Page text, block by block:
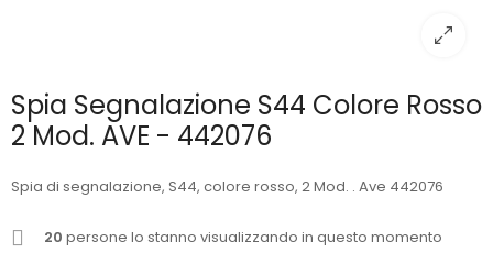
Spia Segnalazione S44 Colore Rosso
2 Mod. AVE - 442076
Spia di segnalazione, S44, colore rosso, 2 Mod. . Ave 442076
20 persone lo stanno visualizzando in questo momento